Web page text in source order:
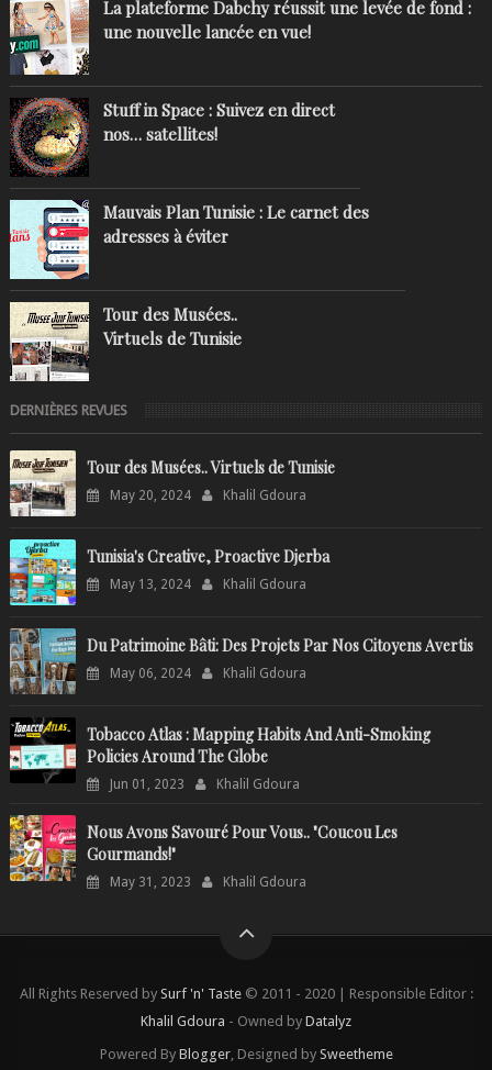
La plateforme Dabchy réussit une levée de fond :
une nouvelle lancée en vue!
Stuff in Space : Suivez en direct
nos… satellites!
Mauvais Plan Tunisie : Le carnet des
adresses à éviter
Tour des Musées..
Virtuels de Tunisie
DERNIÈRES REVUES
Tour des Musées.. Virtuels de Tunisie
May 20, 2024 Khalil Gdoura
Tunisia's Creative, Proactive Djerba
May 13, 2024 Khalil Gdoura
Du Patrimoine Bâti: Des Projets Par Nos Citoyens Avertis
May 06, 2024 Khalil Gdoura
Tobacco Atlas : Mapping Habits And Anti-Smoking
Policies Around The Globe
Jun 01, 2023 Khalil Gdoura
Nous Avons Savouré Pour Vous.. "Coucou Les
Gourmands!"
May 31, 2023 Khalil Gdoura
All Rights Reserved by Surf 'n' Taste© 2011 - 2020 | Responsible Editor :
Khalil Gdoura - Owned by Datalyz
Powered By Blogger, Designed by Sweetheme